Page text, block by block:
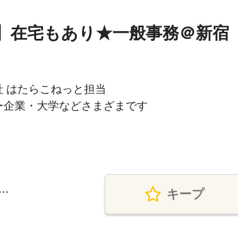
在宅もあり★一般事務＠新宿
はたらこねっと担当
業・大学などさまざまです
キープ